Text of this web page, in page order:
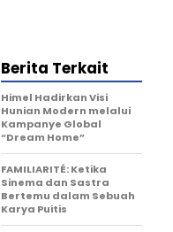
Berita Terkait
Himel Hadirkan Visi
Hunian Modern melalui
Kampanye Global
“Dream Home”
FAMILIARITÉ: Ketika
Sinema dan Sastra
Bertemu dalam Sebuah
Karya Puitis